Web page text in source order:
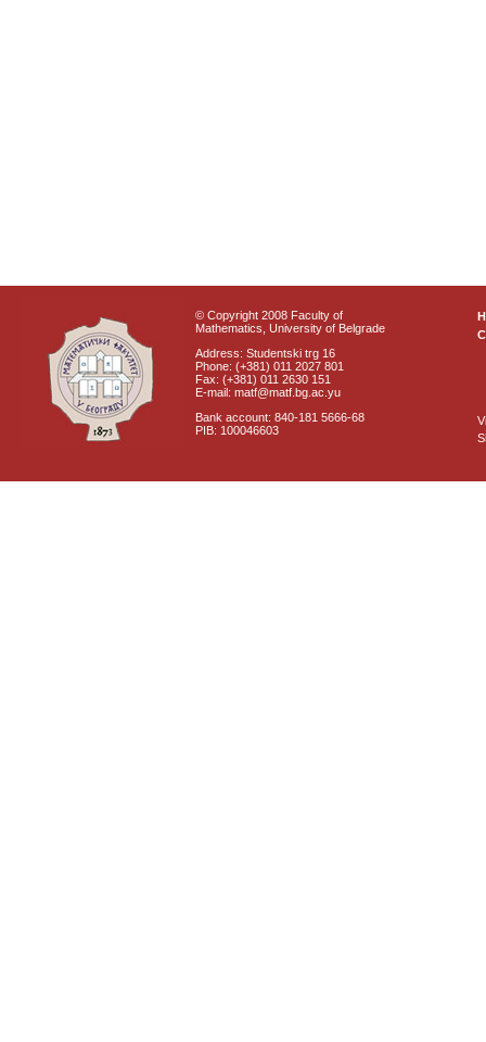
© Copyright 2008 Faculty of
Mathematics, University of Belgrade
Address: Studentski trg 16
Phone: (+381) 011 2027 801
Fax: (+381) 011 2630 151
E-mail: matf@matf.bg.ac.yu
Bank account: 840-181 5666-68
PIB: 100046603